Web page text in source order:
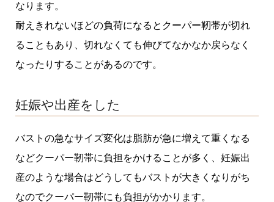
なります。
耐えきれないほどの負荷になるとクーパー靭帯が切れ
ることもあり、切れなくても伸びてなかなか戻らなく
なったりすることがあるのです。
妊娠や出産をした
バストの急なサイズ変化は脂肪が急に増えて重くなる
などクーパー靭帯に負担をかけることが多く、妊娠出
産のような場合はどうしてもバストが大きくなりがち
なのでクーパー靭帯にも負担がかかります。